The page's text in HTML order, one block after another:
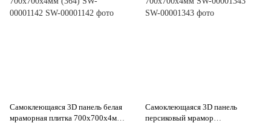
Самоклеющаяся 3D панель белая
мраморная плитка 700х700х4мм
Самоклеющаяся 3D панель
персиковый мрамор